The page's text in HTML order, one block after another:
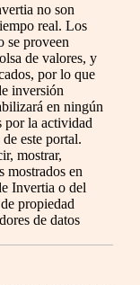
no son
real. Los
se proveen
de valores, y
por lo que
inversión
en ningún
por la actividad
este portal.
mostrar,
mostrados en
Invertia o del
propiedad
de datos